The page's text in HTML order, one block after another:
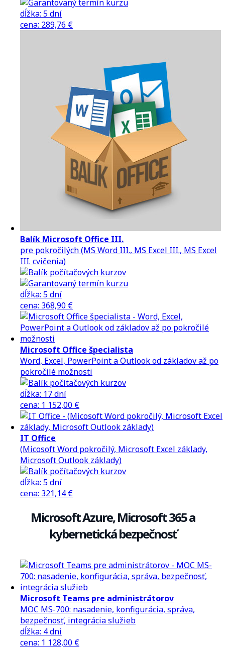
dĺžka: 5 dní
cena: 289,76 €
Balík Microsoft Office III.
pre pokročilých (MS Word III., MS Excel III., MS Excel
III. cvičenia)
dĺžka: 5 dní
cena: 368,90 €
Microsoft Office špecialista
Word, Excel, PowerPoint a Outlook od základov až po
pokročilé možnosti
dĺžka: 17 dní
cena: 1 152,00 €
IT Office
(Micosoft Word pokročilý, Microsoft Excel základy,
Microsoft Outlook základy)
dĺžka: 5 dní
cena: 321,14 €
Microsoft Azure, Microsoft 365 a
kybernetická bezpečnosť
Microsoft Teams pre administrátorov
MOC MS-700: nasadenie, konfigurácia, správa,
bezpečnosť, integrácia služieb
dĺžka: 4 dni
cena: 1 128,00 €